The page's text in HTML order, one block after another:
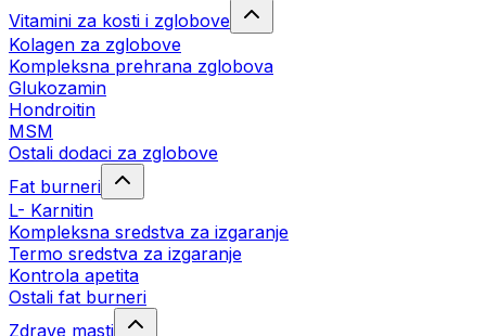
Vitamini za kosti i zglobove
Kolagen za zglobove
Kompleksna prehrana zglobova
Glukozamin
Hondroitin
MSM
Ostali dodaci za zglobove
Fat burneri
L- Karnitin
Kompleksna sredstva za izgaranje
Termo sredstva za izgaranje
Kontrola apetita
Ostali fat burneri
Zdrave masti